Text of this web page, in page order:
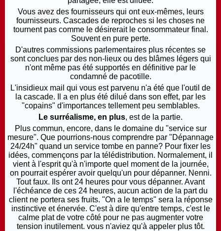
Vous avez des fournisseurs qui ont eux-mêmes, leurs
fournisseurs. Cascades de reproches si les choses ne
tournent pas comme le désirerait le consommateur final.
Souvent en pure perte.
D'autres commissions parlementaires plus récentes se
sont conclues par des non-lieux ou des blâmes légers qui
n'ont même pas été supportés en définitive par le
condamné de pacotille.
L'insidieux mail qui vous est parvenu n'a été que l'outil de
la cascade. Il a en plus été dilué dans son effet, par les
"copains" d'importances tellement peu semblables.
Le surréalisme, en plus, est de la partie.
Plus commun, encore, dans le domaine du "service sur
mesure". Que pourrions-nous comprendre par "Dépannage
24/24h" quand un service tombe en panne? Pour fixer les
idées, commençons par la télédistribution. Normalement, il
vient à l'esprit qu'à n'importe quel moment de la journée,
on pourrait espérer avoir quelqu'un pour dépanner. Nenni.
Tout faux. Ils ont 24 heures pour vous dépanner. Avant
l'échéance de ces 24 heures, aucun action de la part du
client ne portera ses fruits. "On a le temps" sera la réponse
instinctive et énervée. C'est à dire qu'entre temps, c'est le
calme plat de votre côté pour ne pas augmenter votre
tension inutilement. vous n'aviez qu'à appeler plus tôt.